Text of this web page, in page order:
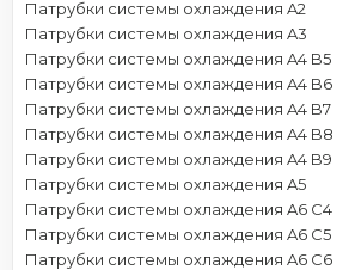
Патрубки системы охлаждения A2
Патрубки системы охлаждения A3
Патрубки системы охлаждения A4 B5
Патрубки системы охлаждения A4 B6
Патрубки системы охлаждения A4 B7
Патрубки системы охлаждения A4 B8
Патрубки системы охлаждения A4 B9
Патрубки системы охлаждения A5
Патрубки системы охлаждения A6 C4
Патрубки системы охлаждения A6 C5
Патрубки системы охлаждения A6 C6